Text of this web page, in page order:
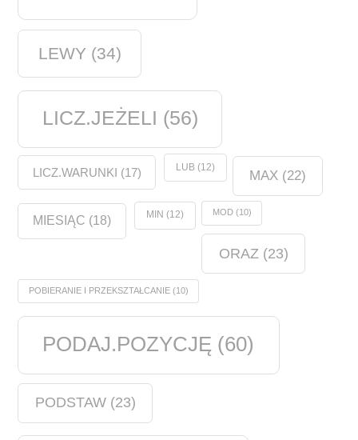
LEWY (34)
LICZ.JEŻELI (56)
LICZ.WARUNKI (17) LUB(12)
MAX(22)
MIESIĄC (18) MIN (12) MOD(10)
ORAZ (23)
POBIERANIE I PRZEKSZTAŁCANIE(10)
PODAJ.POZYCJĘ (60)
PODSTAW(23)